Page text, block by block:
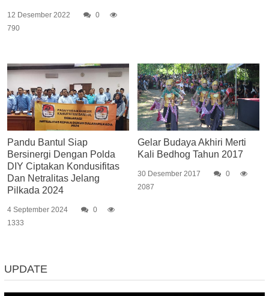
12 Desember 2022
0
790
Pandu Bantul Siap
Bersinergi Dengan Polda
DIY Ciptakan Kondusifitas
Dan Netralitas Jelang
Pilkada 2024
4 September 2024
0
1333
Gelar Budaya Akhiri Merti
Kali Bedhog Tahun 2017
30 Desember 2017
0
2087
UPDATE